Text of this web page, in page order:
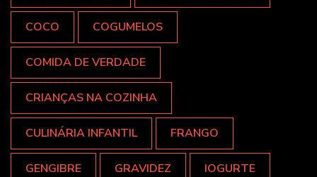
COCO COGUMELOS
COMIDA DE VERDADE
CRIANÇAS NA COZINHA
CULINÁRIA INFANTIL FRANGO
GENGIBRE GRAVIDEZ IOGURTE